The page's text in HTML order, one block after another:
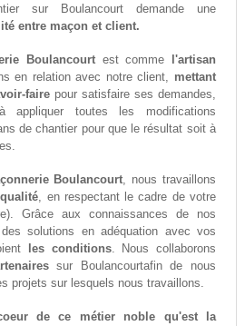
sur Boulancourt demande une
entre maçon et client.
Boulancourt est comme
l'artisan
en relation avec notre client, mettant
faire pour satisfaire ses demandes,
appliquer toutes les modifications
de chantier pour que le résultat soit à
Boulancourt, nous travaillons
, en respectant le cadre de votre
Grâce aux connaissances de nos
solutions en adéquation avec vos
les conditions. Nous collaborons
sur Boulancourtafin de nous
projets sur lesquels nous travaillons.
de ce métier noble qu'est la